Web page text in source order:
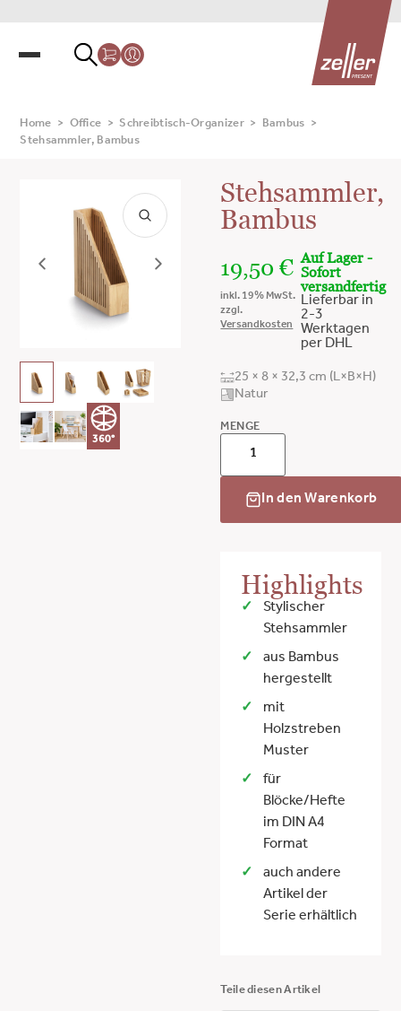
Home > Office > Schreibtisch-Organizer > Bambus
>
Stehsammler, Bambus
360°
Stehsammler,
Bambus
19,50€
inkl. 19% MwSt.
zzgl.
Versandkosten
Auf Lager -
Sofort
versandfertig
Lieferbar in
2-3
Werktagen
per DHL
25 × 8 × 32,3 cm (L×B×H)
Natur
MENGE
In den Warenkorb
Highlights
Stylischer
Stehsammler
aus Bambus
hergestellt
mit
Holzstreben
Muster
für
Blöcke/Hefte
im DIN A4
Format
auch andere
Artikel der
Serie erhältlich
Teile diesen Artikel